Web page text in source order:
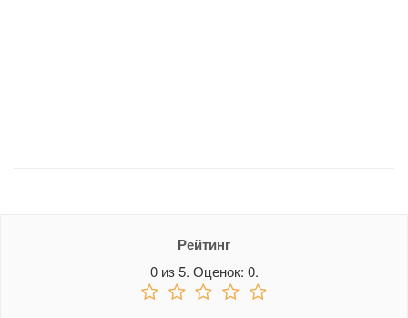
Рейтинг
0из5. Оценок: 0.